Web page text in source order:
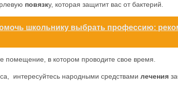
повязку, которая защитит вас от бактерий.
школьнику выбрать профессию:
помещение, в котором проводите свое время.
интересуйтесь народными средствами лечения